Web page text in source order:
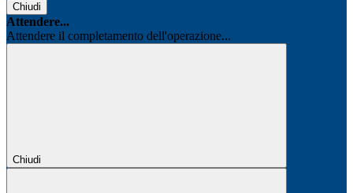
Chiudi
Attendere...
Attendere il completamento dell'operazione...
Chiudi